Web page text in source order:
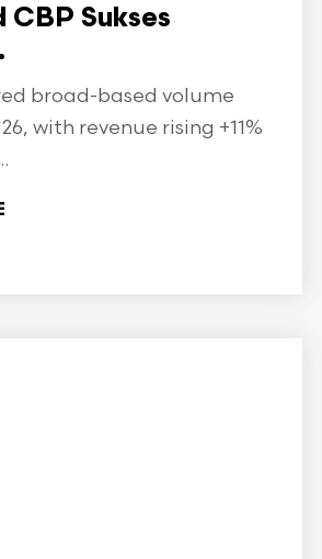
Sukses
broad-based volume
with revenue rising +11%